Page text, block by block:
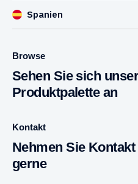
Spanien
Browse
Sehen Sie sich
Produktpalette an
Kontakt
Nehmen Sie
gerne